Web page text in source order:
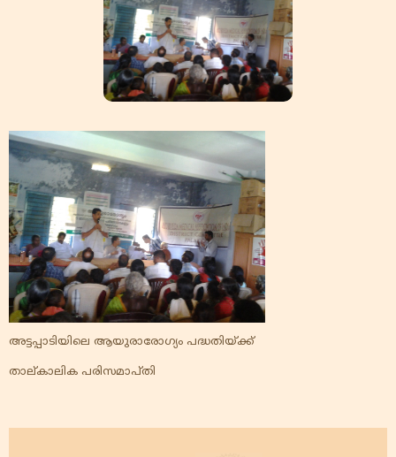
അട്ടപ്പാടിയിലെ ആയുരാരോഗ്യം പദ്ധതിയ്ക്ക്
താല്കാലിക പരിസമാപ്തി